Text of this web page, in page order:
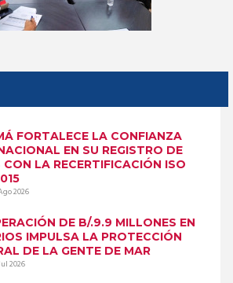
FORTALECE LA CONFIANZA
EN SU REGISTRO DE
CON LA RECERTIFICACIÓN ISO
2026
DE B/.9.9 MILLONES EN
IMPULSA LA PROTECCIÓN
DE LA GENTE DE MAR
2026